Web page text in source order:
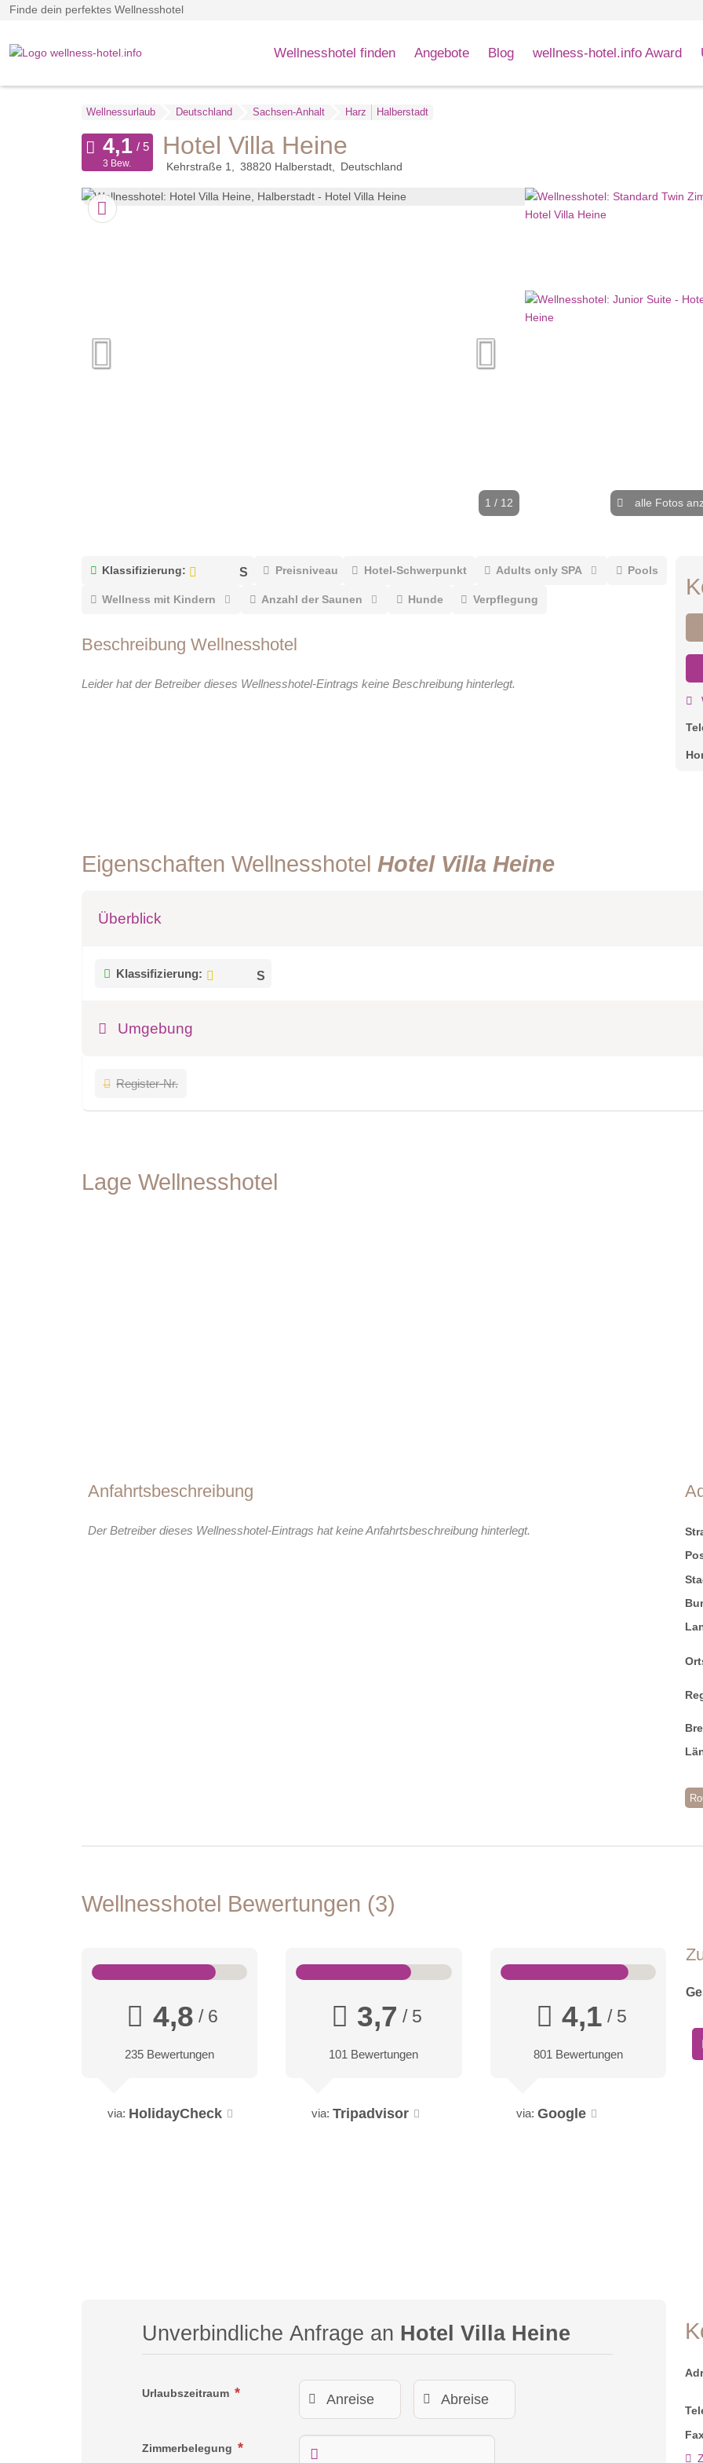
Finde dein perfektes Wellnesshotel
Wellnesshotel finden Angebote Blog wellness-hotel.info Award
Wellnessurlaub Deutschland Sachsen-Anhalt Harz Halberstadt
Hotel Villa Heine
Kehrstraße 1 38820 Halberstadt Deutschland
3 Bew.
1 / 12 alle Fotos
Klassifizierung: Preisniveau Hotel-Schwerpunkt Adults only SPA Pools
Wellness mit Kindern Anzahl der Saunen Hunde Verpflegung
Beschreibung Wellnesshotel
Leider hat der Betreiber dieses Wellnesshotel-Eintrags keine Beschreibung hinterlegt.
Eigenschaften Wellnesshotel Hotel Villa Heine
Überblick
Klassifizierung:
Umgebung
Register-Nr.
Lage Wellnesshotel
Anfahrtsbeschreibung
Der Betreiber dieses Wellnesshotel-Eintrags hat keine Anfahrtsbeschreibung hinterlegt.
Wellnesshotel Bewertungen 3
4,8 / 6
235 Bewertungen
via: HolidayCheck
3,7 / 5
101 Bewertungen
via: Tripadvisor
4,1 / 5
801 Bewertungen
via: Google
Unverbindliche Anfrage an Hotel Villa Heine
Urlaubszeitraum
Zimmerbelegung